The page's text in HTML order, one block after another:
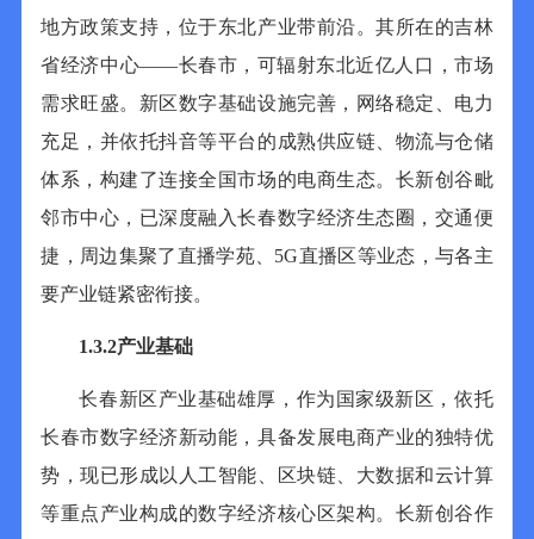
地方政策支持，位于东北产业带前沿。其所在的吉林
省经济中心——长春市，可辐射东北近亿人口，市场
需求旺盛。新区数字基础设施完善，网络稳定、电力
充足，并依托抖音等平台的成熟供应链、物流与仓储
体系，构建了连接全国市场的电商生态。长新创谷毗
邻市中心，已深度融入长春数字经济生态圈，交通便
捷，周边集聚了直播学苑、 5G直播区等业态，与各主
要产业链紧密衔接。
1.3.2产业基础
长春新区产业基础雄厚，作为国家级新区，依托
长春市数字经济新动能，具备发展电商产业的独特优
势，现已形成以人工智能、区块链、大数据和云计算
等重点产业构成的数字经济核心区架构。长新创谷作